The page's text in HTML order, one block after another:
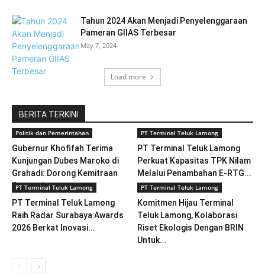
Tahun 2024 Akan Menjadi Penyelenggaraan
Pameran GIIAS Terbesar
May 7, 2024
Load more
BERITA TERKINI
Politik dan Pemerintahan
Gubernur Khofifah Terima
Kunjungan Dubes Maroko di
Grahadi: Dorong Kemitraan
Strategis...
PT Terminal Teluk Lamong
PT Terminal Teluk Lamong
Perkuat Kapasitas TPK Nilam
Melalui Penambahan E-RTG...
PT Terminal Teluk Lamong
PT Terminal Teluk Lamong
Raih Radar Surabaya Awards
2026 Berkat Inovasi...
PT Terminal Teluk Lamong
Komitmen Hijau Terminal
Teluk Lamong, Kolaborasi
Riset Ekologis Dengan BRIN
Untuk...